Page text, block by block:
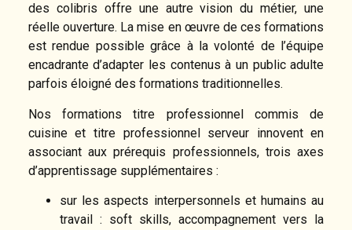
des colibris offre une autre vision du métier, une
réelle ouverture. La mise en œuvre de ces formations
est rendue possible grâce à la volonté de l’équipe
encadrante d’adapter les contenus à un public adulte
parfois éloigné des formations traditionnelles.
Nos formations titre professionnel commis de
cuisine et titre professionnel serveur innovent en
associant aux prérequis professionnels, trois axes
d’apprentissage supplémentaires :
sur les aspects interpersonnels et humains au
travail : soft skills, accompagnement vers la